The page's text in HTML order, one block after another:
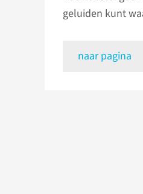
geluiden kunt
naar pagina